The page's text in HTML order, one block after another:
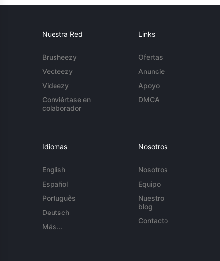
Nuestra Red
Brusheezy
Vecteezy
Videezy
Conviértase en
colaborador
Links
Ofertas
Anuncie
Apoyo
DMCA
Idiomas
English
Español
Português
Deutsch
Más...
Nosotros
Nosotros
Equipo
Nuestro
blog
Contacto